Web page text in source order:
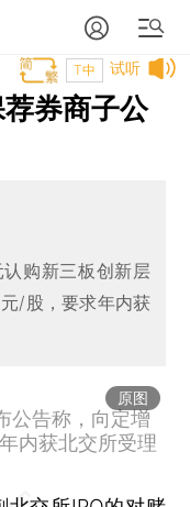
试听
T中
券商子公
购新三板创新层
/股，要求年内获
原图
公告称，向定增
内获北交所受理